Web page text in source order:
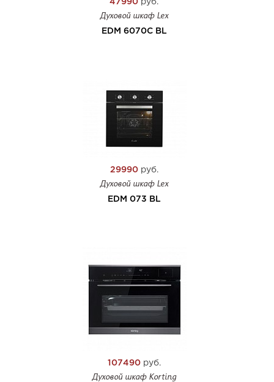
47990 руб.
Духовой шкаф Lex
EDM 6070С BL
29990руб.
Духовой шкаф Lex
EDM 073 BL
107490руб.
Духовой шкаф Korting